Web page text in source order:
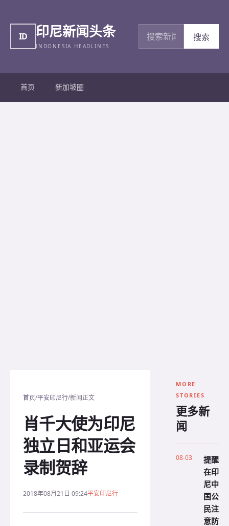
ID 印尼新闻头条
INDONESIA HEADLINES
搜索新闻
搜索
首页 新加坡圈
首页/平安印尼行/新闻正文
肖千大使为印尼
独立日和亚运会
录制贺辞
2018年08月21日 09:24平安印尼行
MORE
STORIES
更多新
闻
08-03
提醒
在印
尼中
国公
民注
意防